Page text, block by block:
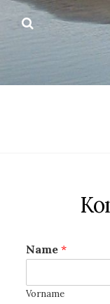
Name *
Vorname